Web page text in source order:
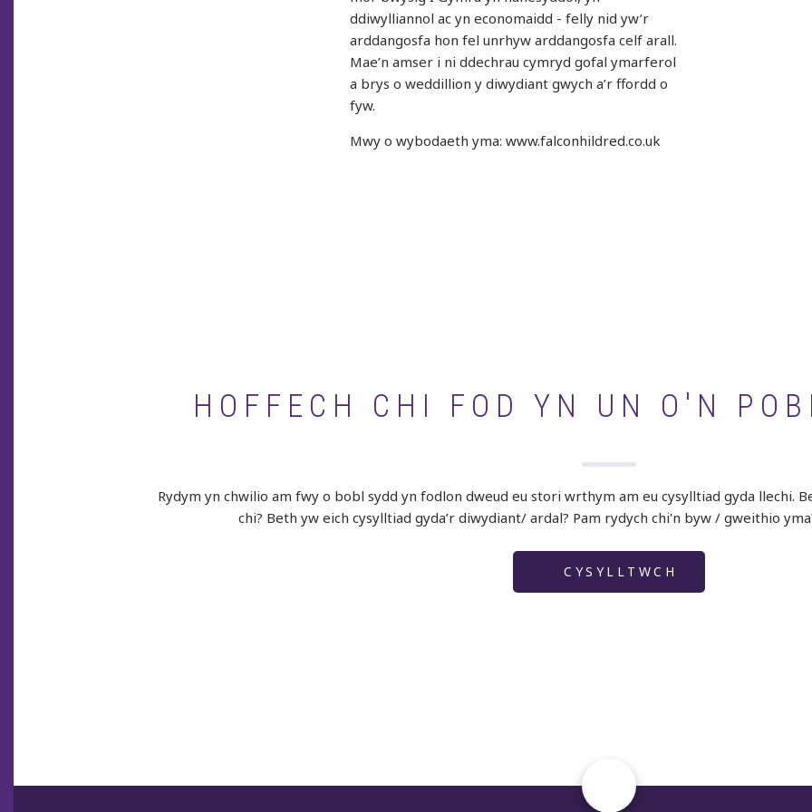
ddiwylliannol ac yn economaidd - felly nid yw’r
arddangosfa hon fel unrhyw arddangosfa celf arall.
Mae’n amser i ni ddechrau cymryd gofal ymarferol
a brys o weddillion y diwydiant gwych a’r ffordd o
fyw.
Mwy o wybodaeth yma: www.falconhildred.co.uk
HOFFECH CHI FOD YN UN O'N
Rydym yn chwilio am fwy o bobl sydd yn fodlon dweud eu stori wrthym am eu cysylltiad gyda llechi.
chi? Beth yw eich cysylltiad gyda’r diwydiant/ ardal? Pam rydych chi'n byw / gweithio
CYSYLLTWCH